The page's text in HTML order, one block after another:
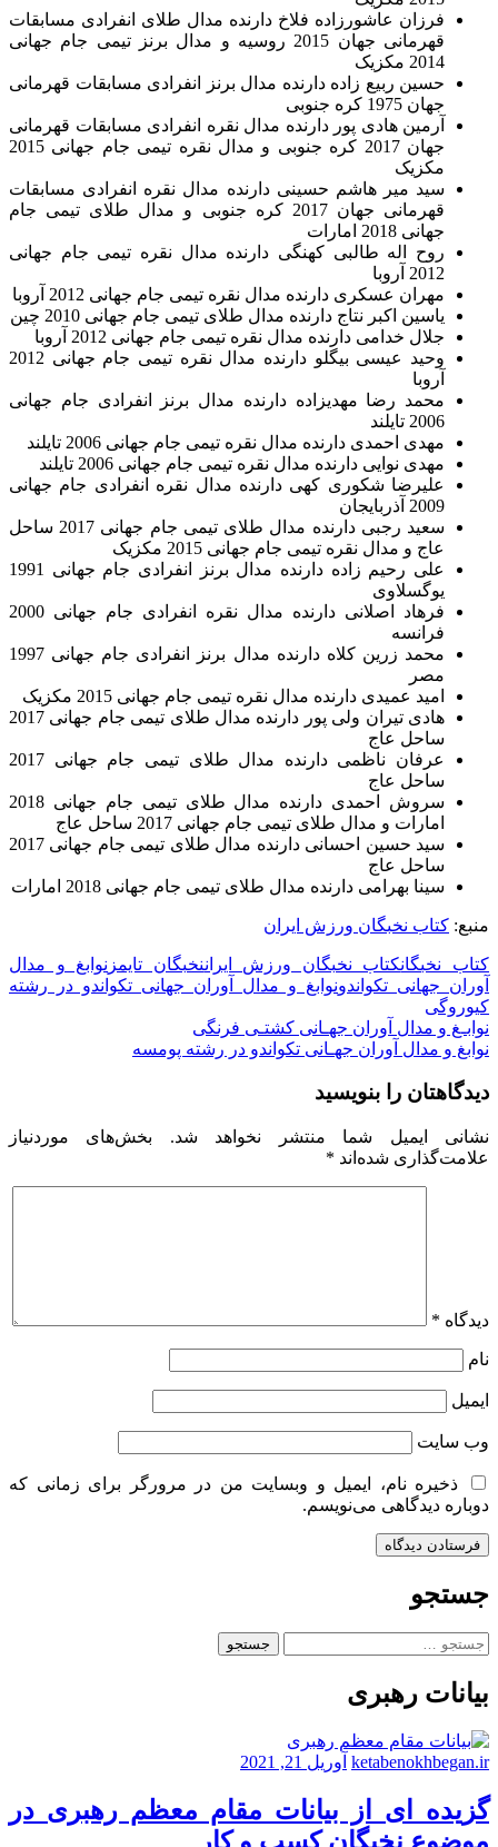
فرزان عاشورزاده فلاخ دارنده مدال طلای انفرادی مسابقات
قهرمانی جهان 2015 روسیه و مدال برنز تیمی جام جهانی
2014 مکزیک
حسین ربیع زاده دارنده مدال برنز انفرادی مسابقات قهرمانی
جهان 1975 کره جنوبی
آرمین هادی پور دارنده مدال نقره انفرادی مسابقات قهرمانی
جهان 2017 کره جنوبی و مدال نقره تیمی جام جهانی 2015
مکزیک
سید میر هاشم حسینی دارنده مدال نقره انفرادی مسابقات
قهرمانی جهان 2017 کره جنوبی و مدال طلای تیمی جام
جهانی 2018 امارات
روح اله طالبی کهنگی دارنده مدال نقره تیمی جام جهانی
2012 آروبا
مهران عسکری دارنده مدال نقره تیمی جام جهانی 2012 آروبا
یاسین اکبر نتاج دارنده مدال طلای تیمی جام جهانی 2010 چین
جلال خدامی دارنده مدال نقره تیمی جام جهانی 2012 آروبا
وحید عیسی بیگلو دارنده مدال نقره تیمی جام جهانی 2012
آروبا
محمد رضا مهدیزاده دارنده مدال برنز انفرادی جام جهانی
2006 تایلند
مهدی احمدی دارنده مدال نقره تیمی جام جهانی 2006 تایلند
مهدی نوایی دارنده مدال نقره تیمی جام جهانی 2006 تایلند
علیرضا شکوری کهی دارنده مدال نقره انفرادی جام جهانی
2009 آذربایجان
سعید رجبی دارنده مدال طلای تیمی جام جهانی 2017 ساحل
عاج و مدال نقره تیمی جام جهانی 2015 مکزیک
علی رحیم زاده دارنده مدال برنز انفرادی جام جهانی 1991
یوگسلاوی
فرهاد اصلانی دارنده مدال نقره انفرادی جام جهانی 2000
فرانسه
محمد زرین کلاه دارنده مدال برنز انفرادی جام جهانی 1997
مصر
امید عمیدی دارنده مدال نقره تیمی جام جهانی 2015 مکزیک
هادی تیران ولی پور دارنده مدال طلای تیمی جام جهانی 2017
ساحل عاج
عرفان ناظمی دارنده مدال طلای تیمی جام جهانی 2017
ساحل عاج
سروش احمدی دارنده مدال طلای تیمی جام جهانی 2018
امارات و مدال طلای تیمی جام جهانی 2017 ساحل عاج
سید حسین احسانی دارنده مدال طلای تیمی جام جهانی 2017
ساحل عاج
سینا بهرامی دارنده مدال طلای تیمی جام جهانی 2018 امارات
منبع: کتاب نخبگان ورزش ایران
کتاب نخبگانکتاب نخبگان ورزش ایراننخبگان تایمز نوابغ و مدال
آوران جهانی تکواندونوابغ و مدال آوران جهانی تکواندو در رشته
کیوروگی
راهبری
نوشته
نوابـغ و مدال آوران جهـانی کشتـی فرنگی
نوابغ و مدال آوران جهـانی تکواندو در رشته پومسه
دیدگاهتان را بنویسید
نشانی ایمیل شما منتشر نخواهد شد.
بخش‌های موردنیاز
علامت‌گذاری شده‌اند *
دیدگاه *
نام
ایمیل
وب‌ سایت
ذخیره نام، ایمیل و وبسایت من در مرورگر برای زمانی که
دوباره دیدگاهی می‌نویسم.
جستجو
جستجو
بیانات رهبری
ketabenokhbegan.ir آوریل 21, 2021
گزیده ای از بیانات مقام معظم رهبری در